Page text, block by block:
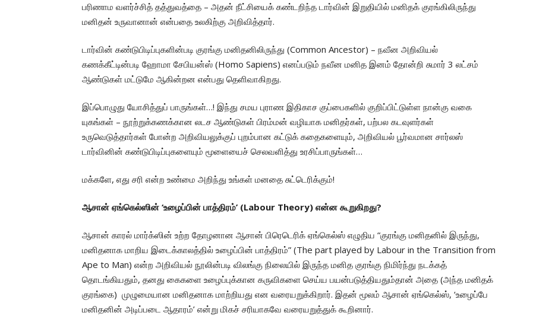
பரிணாம வளர்ச்சித் தத்துவத்தை – அதன் நீட்சியைக் கண்டறிந்த டார்வின் இறுதியில் மனிதக் குரங்கிலிருந்து
மனிதன் உருவானான் என்பதை உலகிற்கு அறிவித்தார்.
டார்வின் கண்டுபிடிப்புகளின்படி குரங்கு மனிதனிலிருந்து (Common Ancestor) – நவீன அறிவியல்
கணக்கீட்டின்படி ஹோமா சேபியன்ஸ் (Homo Sapiens) எனப்படும் நவீன மனித இனம் தோன்றி சுமார் 3 லட்சம்
ஆண்டுகள் மட்டுமே ஆகின்றன என்பது தெளிவாகிறது.
இப்பொழுது யோசித்துப் பாருங்கள்…! இந்து சமய புராண இதிகாச குப்பைகளில் குறிப்பிட்டுள்ள நான்கு வகை
யுகங்கள் – நூற்றுக்கணக்கான லடச ஆண்டுகள் பிரம்மன் வழியாக மனிதர்கள், பற்பல கடவுளர்கள்
உருவெடுத்தார்கள் போன்ற அறிவியலுக்குப் புறம்பான கட்டுக் கதைகளையும், அறிவியல் பூர்வமான சார்லஸ்
டார்வினின் கண்டுபிடிப்புகளையும் மூளையைச் செலவளித்து உரசிப்பாருங்கள்…
மக்களே, எது சரி என்ற உண்மை அறிந்து உங்கள் மனதை சுட்டெரிக்கும்!
ஆசான் ஏங்கெல்ஸின் ‘உழைப்பின் பாத்திரம்’ (Labour Theory) என்ன கூறுகிறது?
ஆசான் காரல் மார்க்ஸின் உற்ற தோழனான ஆசான் பிரெடெரிக் ஏங்கெல்ஸ் எழுதிய “குரங்கு மனிதனில் இருந்து,
மனிதனாக மாறிய இடைக்காலத்தில் உழைப்பின் பாத்திரம்” (The part played by Labour in the Transition from
Ape to Man) என்ற அறிவியல் நூலின்படி விலங்கு நிலையில் இருந்த மனித குரங்கு நிமிர்ந்து நடக்கத்
தொடங்கியதும், தனது கைகளை உழைப்புக்கான கருவிகளை செய்ய பயன்படுத்தியதும்தான் அதை (அந்த மனிதக்
குரங்கை) முழுமையான மனிதனாக மாற்றியது என வரையறுக்கிறார். இதன் மூலம் ஆசான் ஏங்கெல்ஸ், ‘உழைப்பே
மனிதனின் அடிப்படை ஆதாரம்’ என்று மிகச் சரியாகவே வரையறுத்துக் கூறினார்.